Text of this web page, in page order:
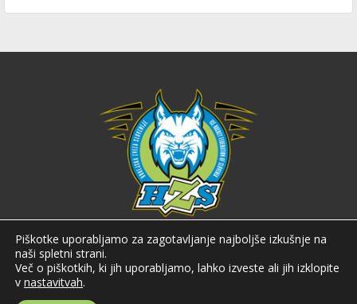
Hokejska zveza Slovenije
Hokejska zveza Slovenije (HZS) je krovna športna organizacija na področju
hokeja v Sloveniji. Organizira tekmovanja v različnih domačih in
mednarodnih hokejskih ligah in pokalih; pod njenim okriljem delujejo tudi
Piškotke uporabljamo za zagotavljanje najboljše izkušnje na
naši spletni strani.
Več o piškotkih, ki jih uporabljamo, lahko izveste ali jih izklopite
v nastavitvah.